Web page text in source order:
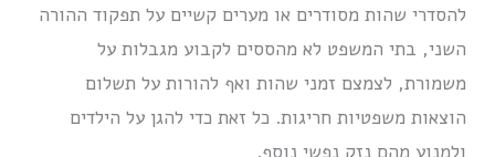
להסדרי שהות מסודרים או מערים קשיים על תפקוד ההורה
השני, בתי המשפט לא מהססים לקבוע מגבלות על
משמורת, לצמצם זמני שהות ואף להורות על תשלום
הוצאות משפטיות חריגות. כל זאת כדי להגן על הילדים
ולמנוע מהם נזק נפשי נוסף.